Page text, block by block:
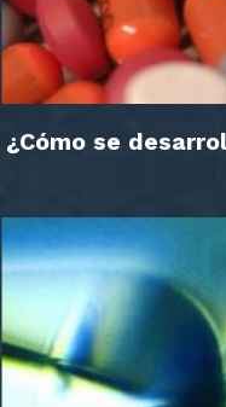
¿Cómo se